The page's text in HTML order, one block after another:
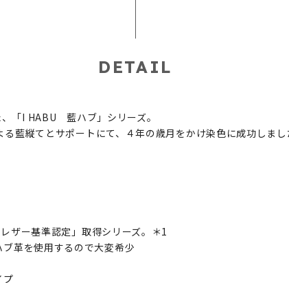
DETAIL
「I HABU 藍ハブ」シリーズ。
藍縦てとサポートにて、４年の歳月をかけ染色に成功しま
ザー基準認定」取得シリーズ。＊1
革を使用するので大変希少
プ